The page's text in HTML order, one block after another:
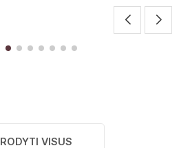
RODYTI VISUS